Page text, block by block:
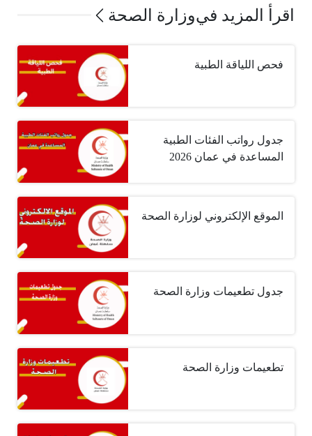
اقرأ المزيد فيوزارة الصحة
فحص اللياقة الطبية
جدول رواتب الفئات الطبية
المساعدة في عمان 2026
الموقع الإلكتروني لوزارة الصحة
جدول تطعيمات وزارة الصحة
تطعيمات وزارة الصحة